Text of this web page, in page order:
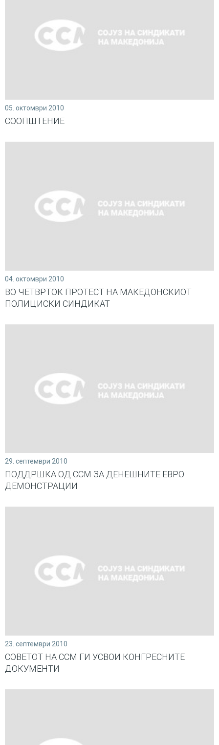
05. октомври 2010
СООПШТЕНИЕ
04. октомври 2010
ВО ЧЕТВРТОК ПРОТЕСТ НА МАКЕДОНСКИОТ
ПОЛИЦИСКИ СИНДИКАТ
29. септември 2010
ПОДДРШКА ОД ССМ ЗА ДЕНЕШНИТЕ ЕВРО
ДЕМОНСТРАЦИИ
23. септември 2010
СОВЕТОТ НА ССМ ГИ УСВОИ КОНГРЕСНИТЕ
ДОКУМЕНТИ